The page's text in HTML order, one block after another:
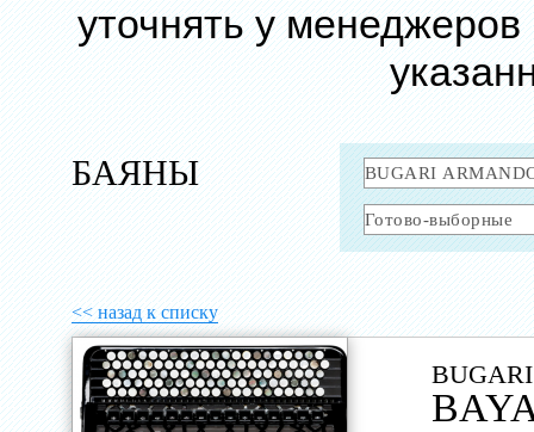
уточнять у
БАЯНЫ
<< назад к списку